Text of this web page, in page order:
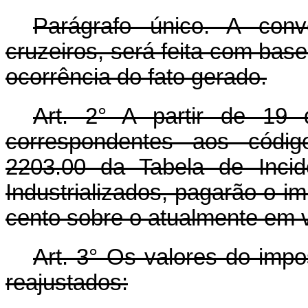
Parágrafo único. A
cruzeiros, será feita com
ocorrência do fato gerado.
Art.2° A partir de 19
correspondentes aos
2203.00 da Tabela de
Industrializados, pagarão o
cento sobre o atualmente em
Art.3° Os valores do
reajustados: